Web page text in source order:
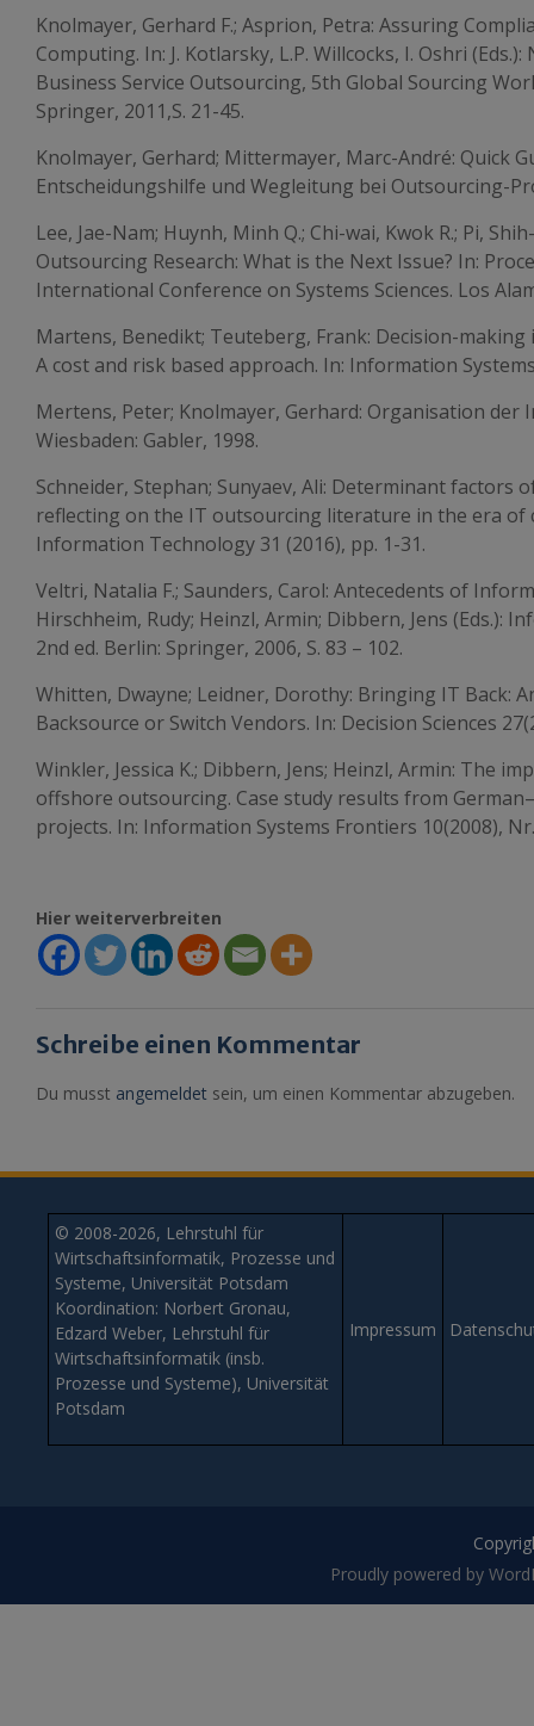
Knolmayer, Gerhard F.; Asprion, Petra: Assuring
Computing. In: J. Kotlarsky, L.P. Willcocks, I. Oshri
Business Service Outsourcing, 5th Global Sourcing
Springer, 2011,S. 21-45.
Knolmayer, Gerhard; Mittermayer, Marc-André: Quick
Entscheidungshilfe und Wegleitung bei Outsourcing-
Lee, Jae-Nam; Huynh, Minh Q.; Chi-wai, Kwok R.; Pi,
Outsourcing Research: What is the Next Issue? In:
International Conference on Systems Sciences. Los
Martens, Benedikt; Teuteberg, Frank: Decision-
A cost and risk based approach. In: Information
Mertens, Peter; Knolmayer, Gerhard: Organisation
Wiesbaden: Gabler, 1998.
Schneider, Stephan; Sunyaev, Ali: Determinant factors
reflecting on the IT outsourcing literature in the era of
Information Technology 31 (2016), pp. 1-31.
Veltri, Natalia F.; Saunders, Carol: Antecedents of
Hirschheim, Rudy; Heinzl, Armin; Dibbern, Jens (Eds.):
2nd ed. Berlin: Springer, 2006, S. 83 – 102.
Whitten, Dwayne; Leidner, Dorothy: Bringing IT Back:
Backsource or Switch Vendors. In: Decision Sciences
Winkler, Jessica K.; Dibbern, Jens; Heinzl, Armin: The
offshore outsourcing. Case study results from
projects. In: Information Systems Frontiers 10(2008), Nr.
Hier weiterverbreiten
Schreibe einen Kommentar
Du musst angemeldet sein, um einen Kommentar abzugeben.
© 2008-2026, Lehrstuhl für
Wirtschaftsinformatik, Prozesse und
Systeme, Universität Potsdam
Koordination: Norbert Gronau,
Edzard Weber, Lehrstuhl für
Wirtschaftsinformatik (insb.
Prozesse und Systeme), Universität
Potsdam
Impressum
Proudly powered by